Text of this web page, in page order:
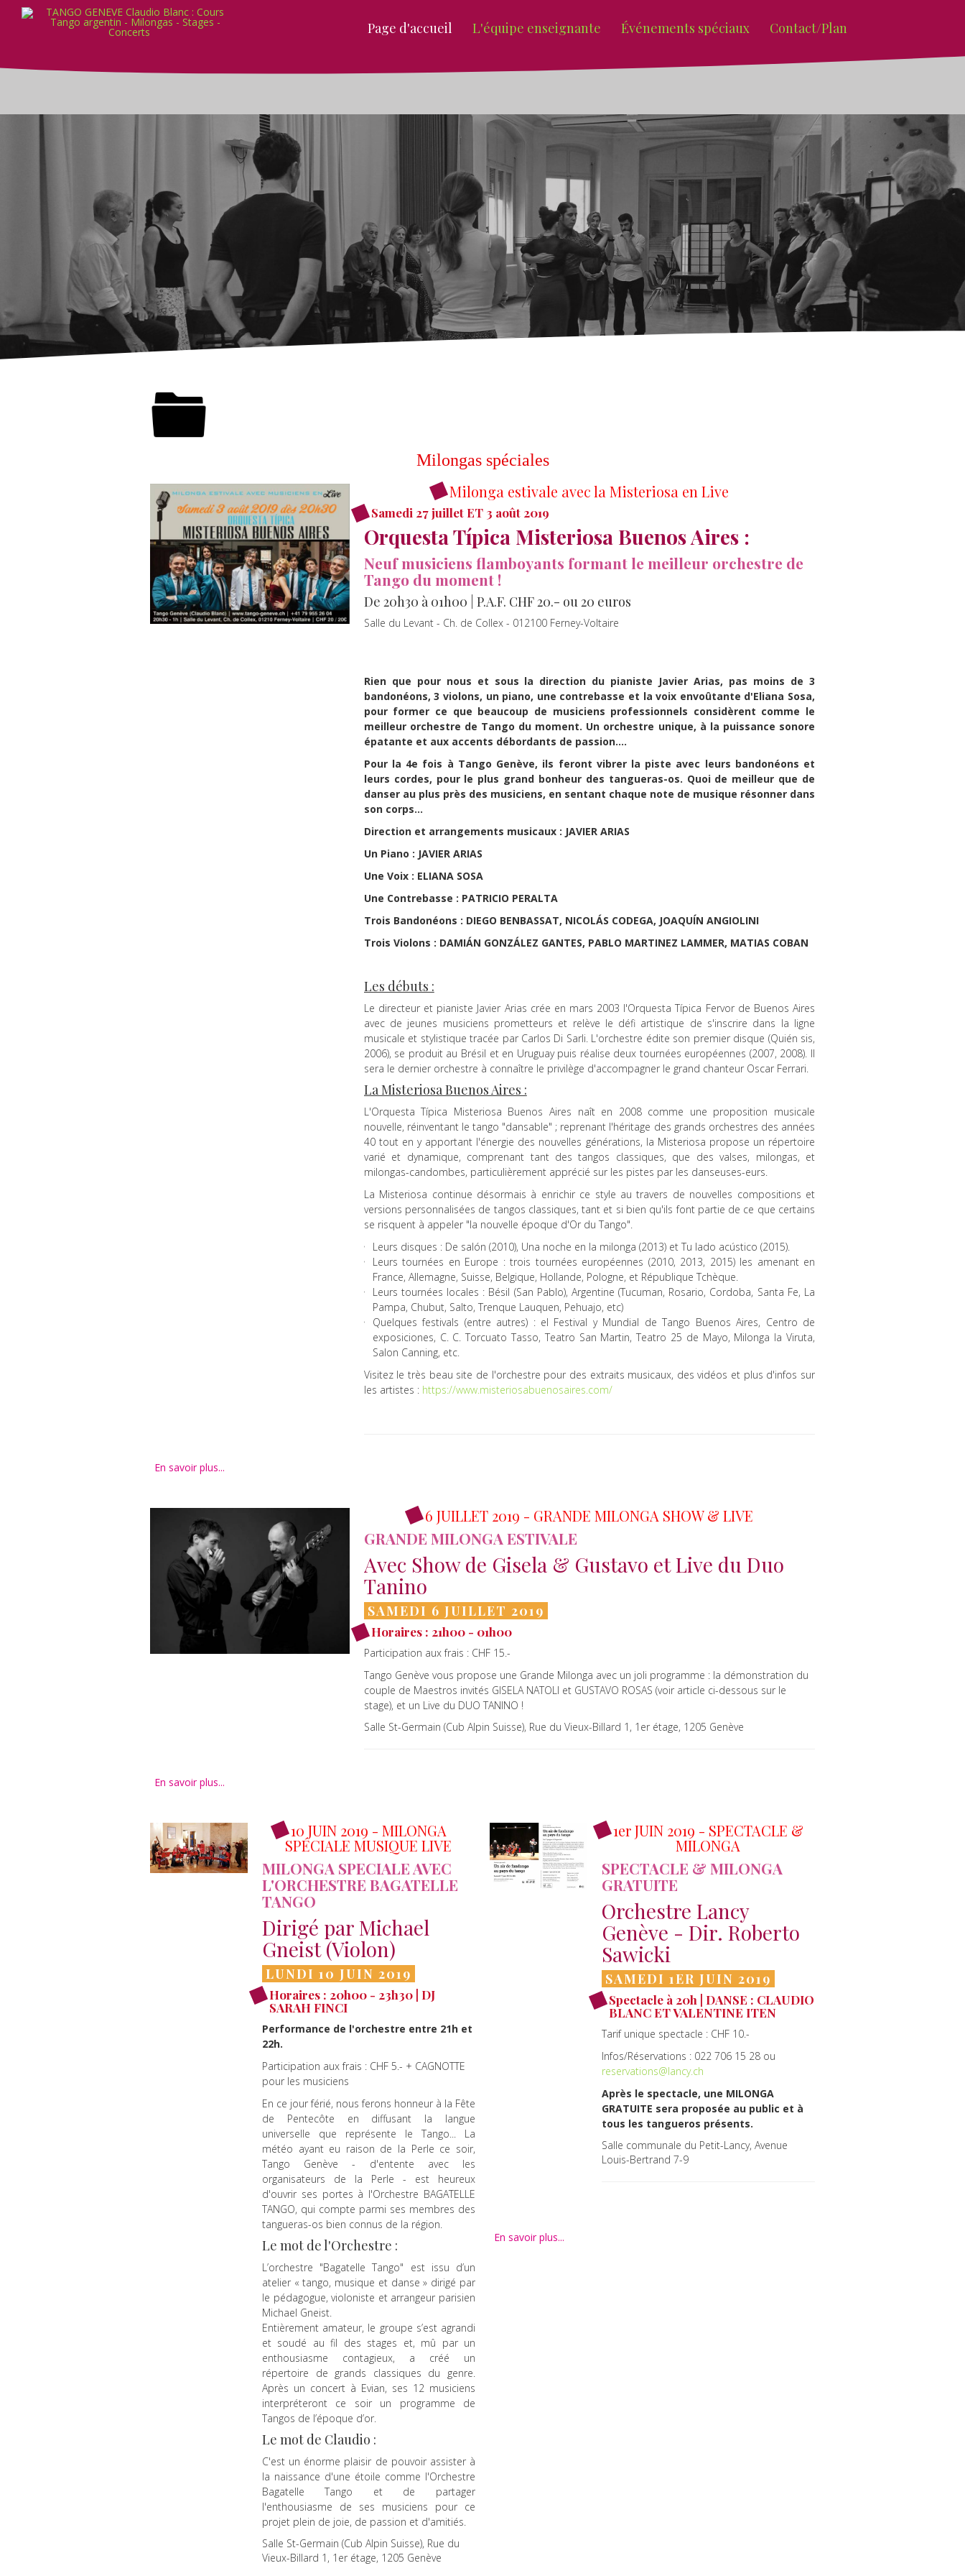
Page d'accueil L'équipe enseignante Événements spéciaux Contact/Plan
Milongas spéciales
Milonga estivale avec la Misteriosa en Live
Samedi 27 juillet ET 3 août 2019
Orquesta Típica Misteriosa Buenos Aires :
Neuf musiciens flamboyants formant le meilleur orchestre de
Tango du moment !
De 20h30 à 01h00 | P.A.F. CHF 20.- ou 20 euros
Salle du Levant - Ch. de Collex - 012100 Ferney-Voltaire
Rien que pour nous et sous la direction du pianiste Javier Arias, pas moins de 3
bandonéons, 3 violons, un piano, une contrebasse et la voix envoûtante d'Eliana Sosa,
pour former ce que beaucoup de musiciens professionnels considèrent comme le
meilleur orchestre de Tango du moment. Un orchestre unique, à la puissance sonore
épatante et aux accents débordants de passion....
Pour la 4e fois à Tango Genève, ils feront vibrer la piste avec leurs bandonéons et
leurs cordes, pour le plus grand bonheur des tangueras-os. Quoi de meilleur que de
danser au plus près des musiciens, en sentant chaque note de musique résonner dans
son corps...
Direction et arrangements musicaux : JAVIER ARIAS
Un Piano : JAVIER ARIAS
Une Voix : ELIANA SOSA
Une Contrebasse : PATRICIO PERALTA
Trois Bandonéons : DIEGO BENBASSAT, NICOLÁS CODEGA, JOAQUÍN ANGIOLINI
Trois Violons : DAMIÁN GONZÁLEZ GANTES, PABLO MARTINEZ LAMMER, MATIAS COBAN
Les débuts :
Le directeur et pianiste Javier Arias crée en mars 2003 l'Orquesta Típica Fervor de Buenos Aires
avec de jeunes musiciens prometteurs et relève le défi artistique de s'inscrire dans la ligne
musicale et stylistique tracée par Carlos Di Sarli. L'orchestre édite son premier disque (Quién sis,
2006), se produit au Brésil et en Uruguay puis réalise deux tournées européennes (2007, 2008). Il
sera le dernier orchestre à connaître le privilège d'accompagner le grand chanteur Oscar Ferrari.
La Misteriosa Buenos Aires :
L'Orquesta Típica Misteriosa Buenos Aires naît en 2008 comme une proposition musicale
nouvelle, réinventant le tango "dansable" ; reprenant l'héritage des grands orchestres des années
40 tout en y apportant l'énergie des nouvelles générations, la Misteriosa propose un répertoire
varié et dynamique, comprenant tant des tangos classiques, que des valses, milongas, et
milongas-candombes, particulièrement apprécié sur les pistes par les danseuses-eurs.
La Misteriosa continue désormais à enrichir ce style au travers de nouvelles compositions et
versions personnalisées de tangos classiques, tant et si bien qu'ils font partie de ce que certains
se risquent à appeler "la nouvelle époque d'Or du Tango".
Leurs disques : De salón (2010), Una noche en la milonga (2013) et Tu lado acústico (2015).
Leurs tournées en Europe : trois tournées européennes (2010, 2013, 2015) les amenant en
France, Allemagne, Suisse, Belgique, Hollande, Pologne, et République Tchèque.
Leurs tournées locales : Bésil (San Pablo), Argentine (Tucuman, Rosario, Cordoba, Santa Fe, La
Pampa, Chubut, Salto, Trenque Lauquen, Pehuajo, etc)
Quelques festivals (entre autres) : el Festival y Mundial de Tango Buenos Aires, Centro de
exposiciones, C. C. Torcuato Tasso, Teatro San Martin, Teatro 25 de Mayo, Milonga la Viruta,
Salon Canning, etc.
Visitez le très beau site de l'orchestre pour des extraits musicaux, des vidéos et plus d'infos sur
les artistes : https://www.misteriosabuenosaires.com/
En savoir plus...
6 JUILLET 2019 - GRANDE MILONGA SHOW & LIVE
GRANDE MILONGA ESTIVALE
Avec Show de Gisela & Gustavo et Live du Duo
Tanino
SAMEDI 6 JUILLET 2019
Horaires : 21h00 - 01h00
Participation aux frais : CHF 15.-
Tango Genève vous propose une Grande Milonga avec un joli programme : la démonstration du
couple de Maestros invités GISELA NATOLI et GUSTAVO ROSAS (voir article ci-dessous sur le
stage), et un Live du DUO TANINO !
Salle St-Germain (Cub Alpin Suisse), Rue du Vieux-Billard 1, 1er étage, 1205 Genève
En savoir plus...
10 JUIN 2019 - MILONGA
SPÉCIALE MUSIQUE LIVE
MILONGA SPECIALE AVEC
L'ORCHESTRE BAGATELLE
TANGO
Dirigé par Michael
Gneist (Violon)
LUNDI 10 JUIN 2019
Horaires : 20h00 - 23h30 | DJ
SARAH FINCI
Performance de l'orchestre entre 21h et
22h.
Participation aux frais : CHF 5.- + CAGNOTTE
pour les musiciens
En ce jour férié, nous ferons honneur à la Fête
de Pentecôte en diffusant la langue
universelle que représente le Tango... La
météo ayant eu raison de la Perle ce soir,
Tango Genève - d'entente avec les
organisateurs de la Perle - est heureux
d'ouvrir ses portes à l'Orchestre BAGATELLE
TANGO, qui compte parmi ses membres des
tangueras-os bien connus de la région.
Le mot de l'Orchestre :
L’orchestre "Bagatelle Tango" est issu d’un
atelier « tango, musique et danse » dirigé par
le pédagogue, violoniste et arrangeur parisien
Michael Gneist.
Entièrement amateur, le groupe s’est agrandi
et soudé au fil des stages et, mû par un
enthousiasme contagieux, a créé un
répertoire de grands classiques du genre.
Après un concert à Evian, ses 12 musiciens
interpréteront ce soir un programme de
Tangos de l’époque d’or.
Le mot de Claudio :
C'est un énorme plaisir de pouvoir assister à
la naissance d'une étoile comme l'Orchestre
Bagatelle Tango et de partager
l'enthousiasme de ses musiciens pour ce
projet plein de joie, de passion et d'amitiés.
Salle St-Germain (Cub Alpin Suisse), Rue du
Vieux-Billard 1, 1er étage, 1205 Genève
1er JUIN 2019 - SPECTACLE &
MILONGA
SPECTACLE & MILONGA
GRATUITE
Orchestre Lancy
Genève - Dir. Roberto
Sawicki
SAMEDI 1ER JUIN 2019
Spectacle à 20h | DANSE : CLAUDIO
BLANC ET VALENTINE ITEN
Tarif unique spectacle : CHF 10.-
Infos/Réservations : 022 706 15 28 ou
reservations@lancy.ch
Après le spectacle, une MILONGA
GRATUITE sera proposée au public et à
tous les tangueros présents.
Salle communale du Petit-Lancy, Avenue
Louis-Bertrand 7-9
En savoir plus...